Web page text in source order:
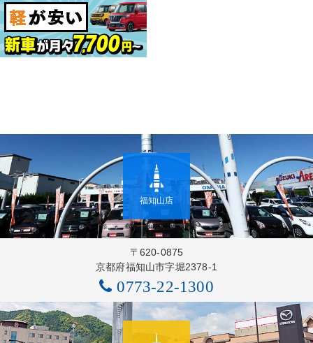
福知山店
〒620-0875
京都府福知山市字堀2378-1
0773-22-1300